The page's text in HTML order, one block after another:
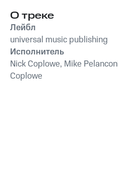
О треке
Лейбл
universal music publishing
Исполнитель
Nick Coplowe, Mike
Coplowe